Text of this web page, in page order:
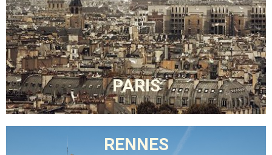
PARIS
RENNES